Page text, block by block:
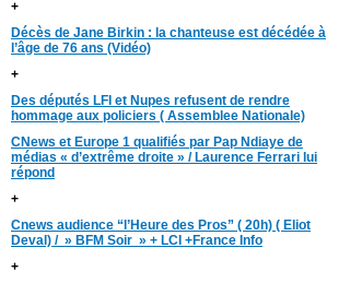
+
Décès de Jane Birkin : la chanteuse est décédée à
l’âge de 76 ans (Vidéo)
+
Des députés LFI et Nupes refusent de rendre
hommage aux policiers ( Assemblee Nationale)
CNews et Europe 1 qualifiés par Pap Ndiaye de
médias « d’extrême droite » / Laurence Ferrari lui
répond
+
Cnews audience “l’Heure des Pros” ( 20h) ( Eliot
Deval) / » BFM Soir » + LCI +France Info
+